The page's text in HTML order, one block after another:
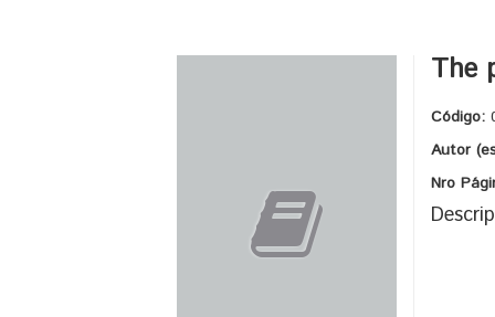
The
Código:
Autor
Nro